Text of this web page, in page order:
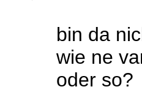
bin da
wie ne
oder so?